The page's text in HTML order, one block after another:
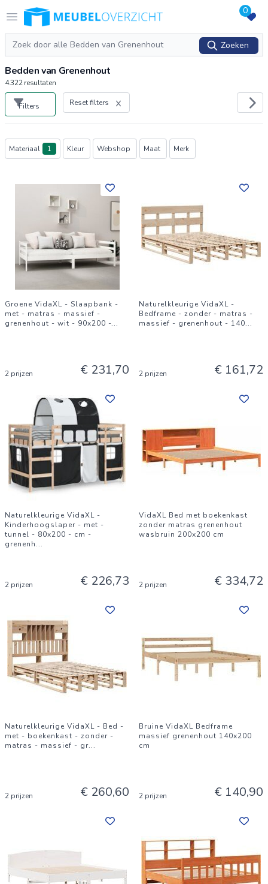
Open menu
Logo Meubeloverzicht.nl 0
Zoeken
Zoeken
Bedden van Grenenhout
4.322resultaten
Filters Reset filters
Producten
Materiaal 1 Kleur Webshop Maat Merk
Groene VidaXL - Slaapbank -
met - matras - massief -
grenenhout - wit - 90x200 -...
2 prijzen € 231,70
Naturelkleurige VidaXL -
Bedframe - zonder - matras -
massief - grenenhout - 140...
2 prijzen € 161,72
Naturelkleurige VidaXL -
Kinderhoogslaper - met -
tunnel - 80x200 - cm -
grenenh...
2 prijzen € 226,73
VidaXL Bed met boekenkast
zonder matras grenenhout
wasbruin 200x200 cm
2 prijzen € 334,72
Naturelkleurige VidaXL - Bed -
met - boekenkast - zonder -
matras - massief - gr...
2 prijzen € 260,60
Bruine VidaXL Bedframe
massief grenenhout 140x200
cm
2 prijzen € 140,90